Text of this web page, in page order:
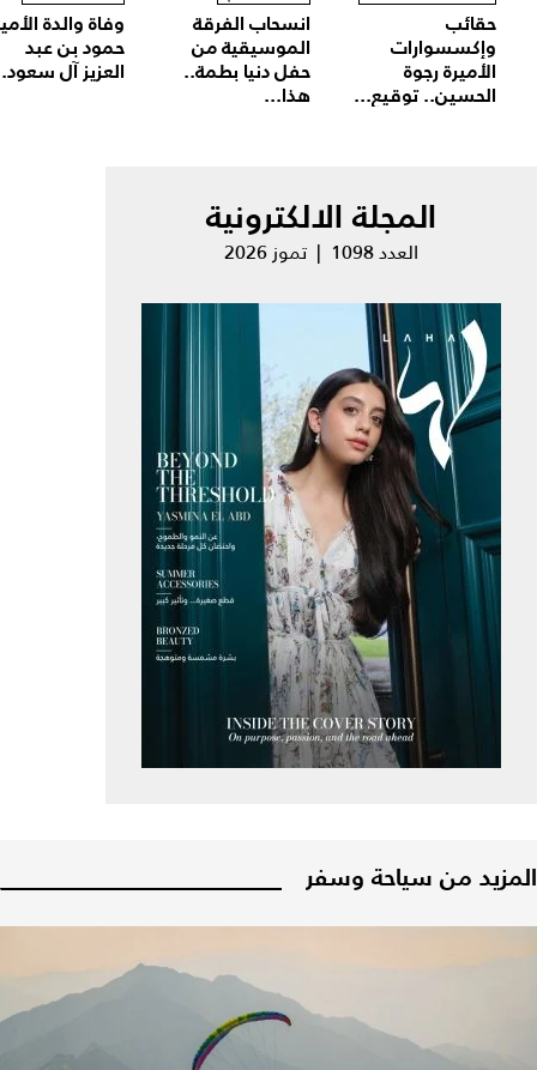
حقائب
وإكسسوارات
الأميرة رجوة
الحسين.. توقيع...
انسحاب الفرقة
الموسيقية من
حفل دنيا بطمة..
هذا...
وفاة والدة
حمود بن عبد
العزيز آل
المجلة الالكترونية
العدد 1098 | تموز 2026
المزيد من سياحة وسفر